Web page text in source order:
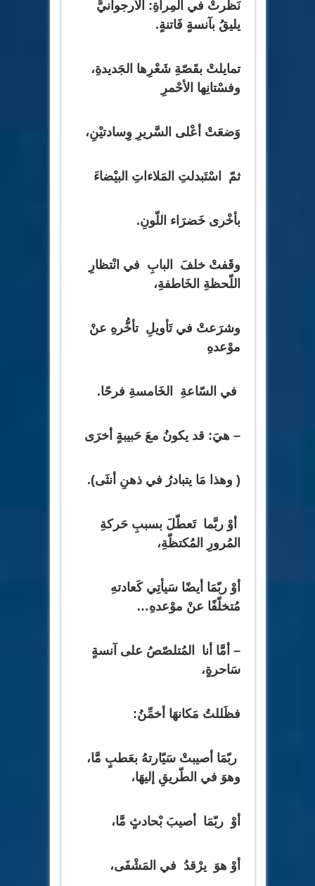
نَظرتْ في المِرآةِ: الأرجوانيُّ
يليقُ بآنسةٍ فَاتنةٍ.
تمايلتْ بقَصّةِ شَعْرِها الجَديدةِ،
وفسْتانِها الأحْمرِ
وَضعَتْ أعْلى السَّريرِ وِسادتيْنِ،
ثمّ اسْتَبدلتِ المَلاءاتِ البيْضاءَ
بأخْرى خَضرَاء اللّونِ.
وقَفتْ خلفَ البابِ في انْتظارِ
اللّحظةِ الخَاطفةِ،
وشرَعتْ في تَأويلِ تأخُّرهِ عنْ
موْعدهِ
في السّاعةِ الخَامسةِ فرحًا.
– هيَ: قد يكونُ معَ حَبيبةٍ أخرَى
( وهذا مَا يتبادرُ في ذهنِ أنثَى).
أوْ ربَّما تَعطّلَ بسببِ حَركةِ
المُرورِ المُكتظّةِ،
أوْ ربّمَا أيضًا سَيأتِي كَعادتهِ
مُتخلّفًا عنْ موْعدهِ…
– أمَّا أنا المُتلصّصُ على آنسةٍ
سَاحرةٍ،
فظَللتُ مَكانهَا أخمِّنُ:
ربّمَا أصيبتْ سَيّارتهُ بعَطبٍ مَّا،
وهوَ في الطّريقِ إليهَا،
أوْ ربّمَا أصيبَ بْحادثٍ مَّا،
أوْ هوَ يرْقدُ في المَشْفَى،